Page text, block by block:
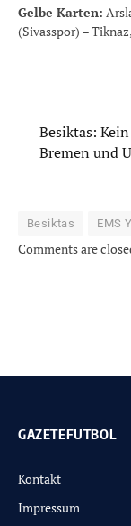
Gelbe Karten:
(Sivasspor) –
Besiktas:
Bremen und
Besiktas EMS
Comments are
GAZETEFUTBOL
Kontakt
Impressum